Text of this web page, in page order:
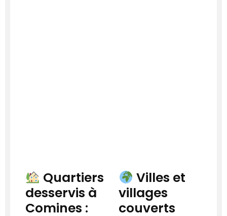
Quartiers
desservis à
Comines :
Villes et
villages
couverts